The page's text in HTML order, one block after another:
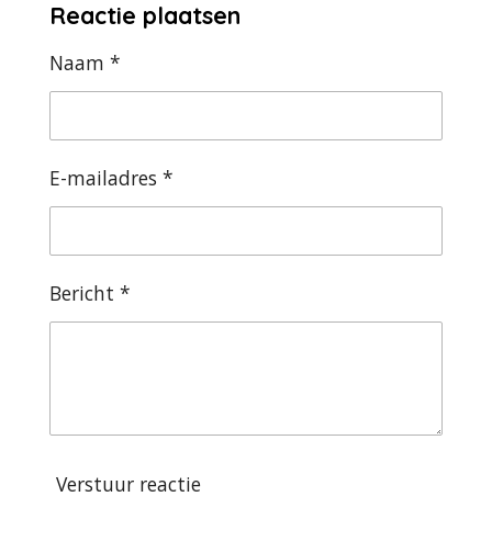
e
l
r
e
Reactie plaatsen
Naam *
E-mailadres *
Bericht *
Verstuur reactie